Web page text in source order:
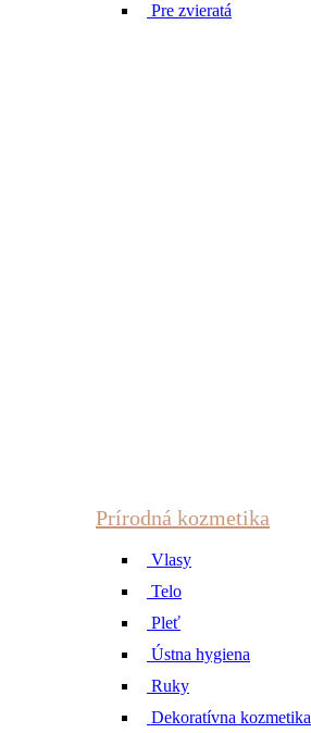
Pre zvieratá
Prírodná kozmetika
Vlasy
Telo
Pleť
Ústna hygiena
Ruky
Dekoratívna kozmetika